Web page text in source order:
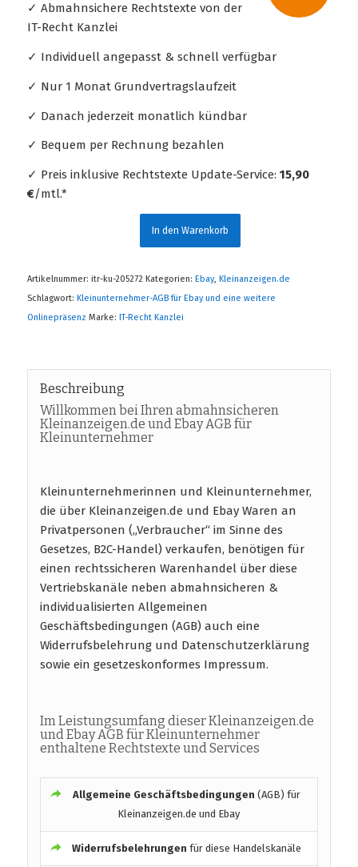
✓ Abmahnsichere Rechtstexte von der
IT-Recht Kanzlei
✓ Individuell angepasst & schnell verfügbar
✓ Nur 1 Monat Grundvertragslaufzeit
✓ Danach jederzeit monatlich kündbar
✓ Bequem per Rechnung bezahlen
✓ Preis inklusive Rechtstexte Update-Service: 15,90
€/mtl.*
In den Warenkorb
Artikelnummer: itr-ku-205272 Kategorien: Ebay, Kleinanzeigen.de
Schlagwort: Kleinunternehmer-AGB für Ebay und eine weitere
Onlinepräsenz Marke: IT-Recht Kanzlei
Beschreibung
Willkommen bei Ihren abmahnsicheren
Kleinanzeigen.de und Ebay AGB für
Kleinunternehmer
Kleinunternehmerinnen und Kleinunternehmer,
die über Kleinanzeigen.de und Ebay Waren an
Privatpersonen („Verbraucher“ im Sinne des
Gesetzes, B2C-Handel) verkaufen, benötigen für
einen rechtssicheren Warenhandel über diese
Vertriebskanäle neben abmahnsicheren &
individualisierten Allgemeinen
Geschäftsbedingungen (AGB) auch eine
Widerrufsbelehrung und Datenschutzerklärung
sowie ein gesetzeskonformes Impressum.
Im Leistungsumfang dieser Kleinanzeigen.de
und Ebay AGB für Kleinunternehmer
enthaltene Rechtstexte und Services
Allgemeine Geschäftsbedingungen (AGB) für
Kleinanzeigen.de und Ebay
Widerrufsbelehrungenfür diese Handelskanäle